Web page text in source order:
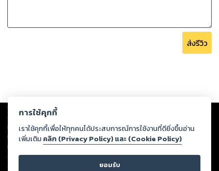
ส่งรีวิว
Copyright © 2026
ต่อผลงานหรือเนื้อหาใดที่อัปโหลดผ่านเว็บไซต์และปรากฏว่าละเมิดสิทธิใน
ทรัพย์สินทางปัญญาของบุคคลอื่นหรือขัดต่อกฎหมายและศีลธรรม ดังนั้น ผู้อ่าน
ทุกท่านโปรดใช้วิจารณญาณในการกลั่นกรองด้วยตนเอง และหากท่านพบว่าส่วน
หนึ่งส่วนใดขัดต่อกฎหมายและศีลธรรม กรุณาแจ้งมายังบริษัท เพื่อทีมงานจะได้
ดำเนินการในทันที ทั้งนี้ ทางสตอรี่ล็อกขอสงวนลิขสิทธิ์ตามพระราชบัญญัติ
ลิขสิทธิ์ พ.ศ. 2537 (ฉบับล่าสุด)
การใช้คุกกี้
เราใช้คุกกี้เพื่อให้ทุกคนได้ประสบการณ์การใช้งานที่ดียิ่งขึ้นอ่าน
เพิ่มเติม คลิก (Privacy Policy) และ (Cookie Policy)
ยอมรับ